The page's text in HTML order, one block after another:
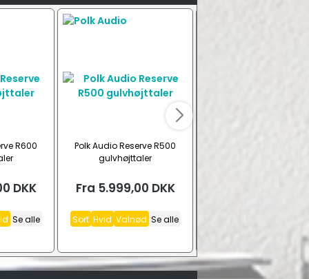
R600
DKK
Se alle
Polk Audio Reserve R500
gulvhøjttaler
Fra 5.999,00 DKK
Sort Hvid Valnød Se alle